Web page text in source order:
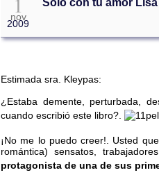
nov
2009
Sólo con tu amor
Estimada sra. Kleypas:
¿Estaba demente, perturbada,
cuando escribió este libro?.
¡No me lo puedo creer!. Usted
romántica) sensatos,
protagonista de una de sus